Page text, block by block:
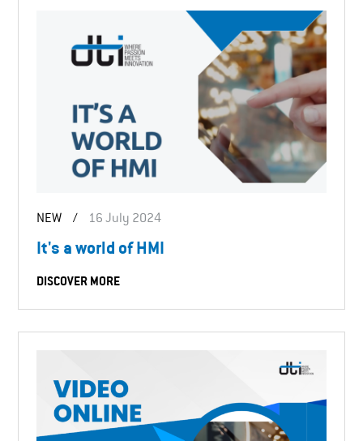
NEW / 16 July 2024
It's a world of HMI
DISCOVER MORE